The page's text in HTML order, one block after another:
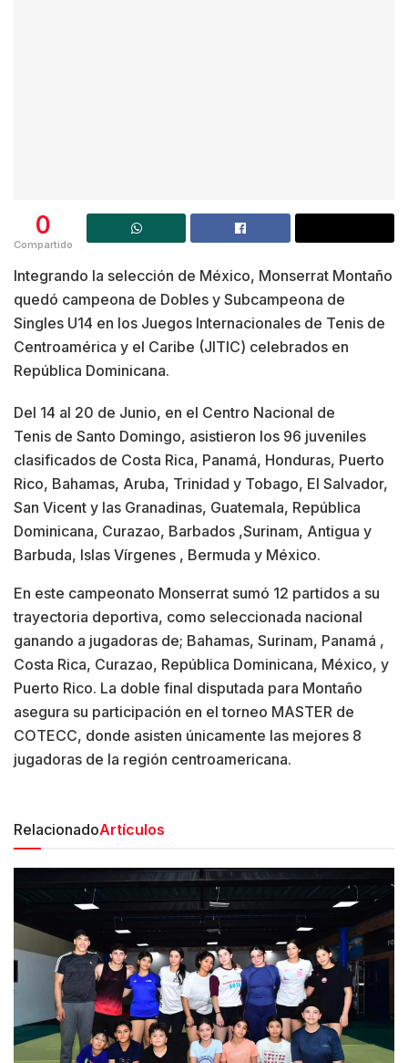
0
Compartido
Integrando la selección de México, Monserrat Montaño
quedó campeona de Dobles y Subcampeona de
Singles U14 en los Juegos Internacionales de Tenis de
Centroamérica y el Caribe (JITIC) celebrados en
República Dominicana.
Del 14 al 20 de Junio, en el Centro Nacional de
Tenis de Santo Domingo, asistieron los 96 juveniles
clasificados de Costa Rica, Panamá, Honduras, Puerto
Rico, Bahamas, Aruba, Trinidad y Tobago, El Salvador,
San Vicent y las Granadinas, Guatemala, República
Dominicana, Curazao, Barbados ,Surinam, Antigua y
Barbuda, Islas Vírgenes , Bermuda y México.
En este campeonato Monserrat sumó 12 partidos a su
trayectoria deportiva, como seleccionada nacional
ganando a jugadoras de; Bahamas, Surinam, Panamá ,
Costa Rica, Curazao, República Dominicana, México, y
Puerto Rico. La doble final disputada para Montaño
asegura su participación en el torneo MASTER de
COTECC, donde asisten únicamente las mejores 8
jugadoras de la región centroamericana.
RelacionadoArtículos